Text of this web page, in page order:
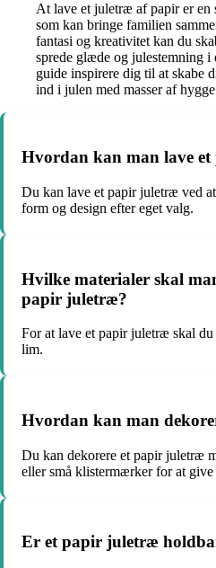
At lave et juletræ af papir er
som kan bringe familien
fantasi og kreativitet kan du
sprede glæde og julestemning
guide inspirere dig til at skabe
ind i julen med masser af
Hvordan kan man lave
Du kan lave et papir juletræ ved
form og design efter eget valg.
Hvilke materialer skal
papir juletræ?
For at lave et papir juletræ skal
lim.
Hvordan kan man
Du kan dekorere et papir juletræ
eller små klistermærker for at give
Er et papir juletræ